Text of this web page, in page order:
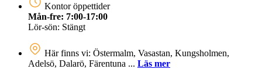
Kontor öppettider
Mån-fre: 7:00-17:00
Lör-sön: Stängt
Här finns vi: Östermalm, Vasastan, Kungsholmen,
Adelsö, Dalarö, Färentuna ... Läs mer